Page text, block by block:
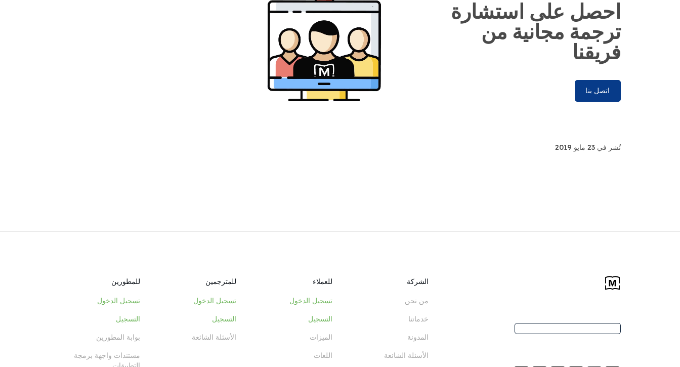
احصل على استشارة
ترجمة مجانية من
فريقنا
اتصل بنا
نُشر في 23 مايو 2019
الشركة
من نحن
خدماتنا
المدونة
الأسئلة الشائعة
للعملاء
تسجيل الدخول
التسجيل
الميزات
اللغات
للمترجمين
تسجيل الدخول
التسجيل
الأسئلة الشائعة
للمطورين
تسجيل الدخول
التسجيل
بوابة المطورين
مستندات واجهة برمجة